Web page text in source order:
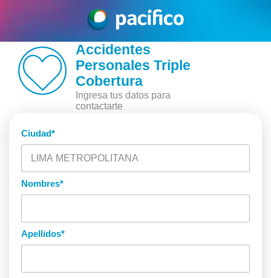
Seguro
Accidentes
Personales Triple
Cobertura
Ingresa tus datos para
contactarte
Ciudad*
Nombres*
Apellidos*